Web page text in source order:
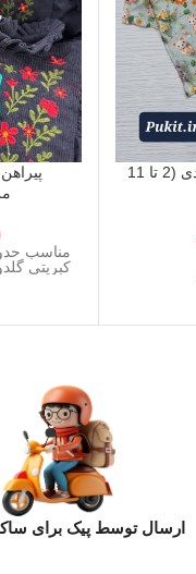
تیشرت شلوار نخی سه بعدی (2 تا 11
کبریتی
ارسال توسط پیک برای